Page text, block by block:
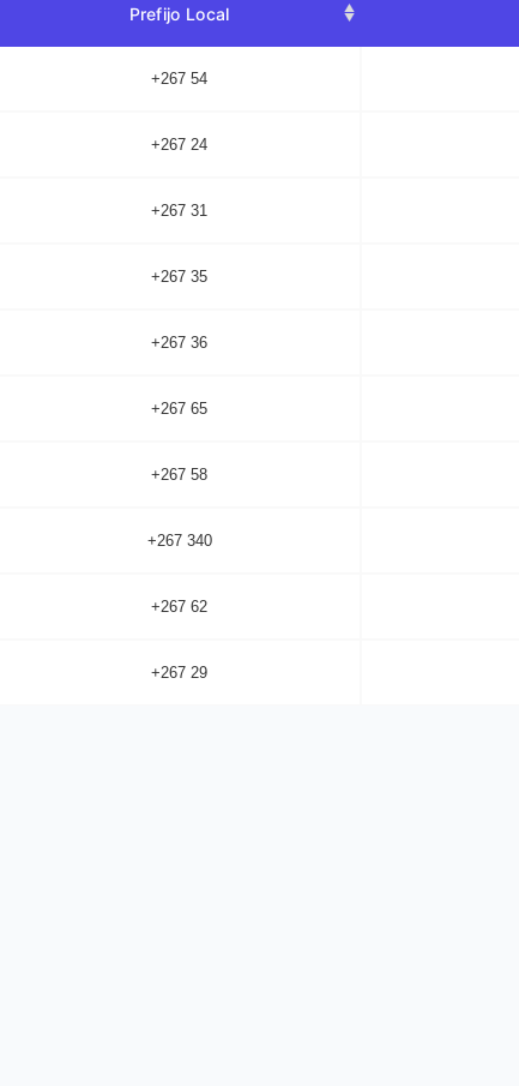
Prefijo Local
+267 54
+267 24
+267 31
+267 35
+267 36
+267 65
+267 58
+267 340
+267 62
+267 29